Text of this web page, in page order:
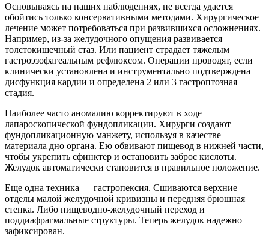
Основываясь на наших наблюдениях, не всегда удается
обойтись только консервативными методами. Хирургическое
лечение может потребоваться при развившихся осложнениях.
Например, из-за желудочного опущения развивается
толстокишечный стаз. Или пациент страдает тяжелым
гастроэзофагеальным рефлюксом. Операции проводят, если
клинически установлена и инструментально подтверждена
дисфункция кардии и определена 2 или 3 гастроптозная
стадия.
Наиболее часто аномалию корректируют в ходе
лапароскопической фундопликации. Хирурги создают
фундопликационную манжету, используя в качестве
материала дно органа. Ею обвивают пищевод в нижней части,
чтобы укрепить сфинктер и остановить заброс кислоты.
Желудок автоматически становится в правильное положение.
Еще одна техника — гастропексия. Сшиваются верхние
отделы малой желудочной кривизны и передняя брюшная
стенка. Либо пищеводно-желудочный переход и
поддиафрагмальные структуры. Теперь желудок надежно
зафиксирован.